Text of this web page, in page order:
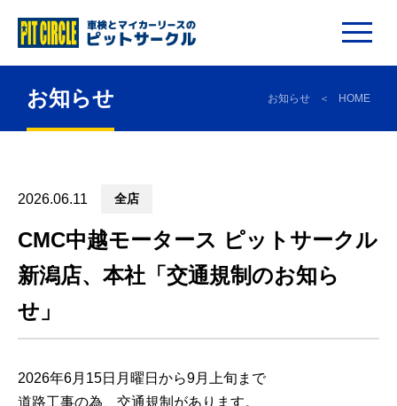
お知らせ お知らせ HOME
2026.06.11 全店
CMC中越モータース ピットサークル
新潟店、本社「交通規制のお知ら
せ」
2026年6月15日月曜日から9月上旬まで
道路工事の為、交通規制があります。